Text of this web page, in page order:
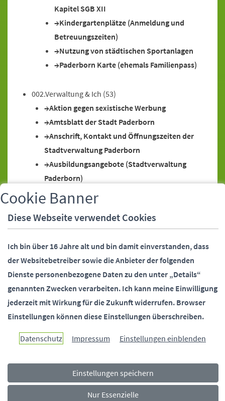
Kapitel SGB XII
Kindergartenplätze (Anmeldung und
Betreuungszeiten)
Nutzung von städtischen Sportanlagen
Paderborn Karte (ehemals Familienpass)
002.Verwaltung & Ich (53)
Aktion gegen sexistische Werbung
Amtsblatt der Stadt Paderborn
Anschrift, Kontakt und Öffnungszeiten der
Stadtverwaltung Paderborn
Ausbildungsangebote (Stadtverwaltung
Paderborn)
Bankeinzugsermächtigung (SEPA-Lastschrift)
Bankeinzugsermächtigung (SEPA-Lastschrift),
Widerruf
Paderborn)
Behördennummer 115
Bundesfreiwilligendienst (Stadtverwaltung
Paderborn)
Bürgermeister (Stellvertreter)
Bürgermeister (Telefonsprechstunde)
Bürgermeister und Beigeordnete
(Kontaktdaten)
Ehrungen (Alters-, Ehejubiläen)
Cookie Banner
Diese Webseite verwendet Cookies
Ich bin über 16 Jahre alt und bin damit einverstanden, dass
der Websitebetreiber sowie die Anbieter der folgenden
Dienste personenbezogene Daten zu den unter „Details“
genannten Zwecken verarbeiten. Ich kann meine Einwilligung
jederzeit mit Wirkung für die Zukunft widerrufen. Browser
Einstellungen können diese Einstellungen überschreiben.
Datenschutz Impressum Einstellungen einblenden
Einstellungen speichern
Nur Essenzielle